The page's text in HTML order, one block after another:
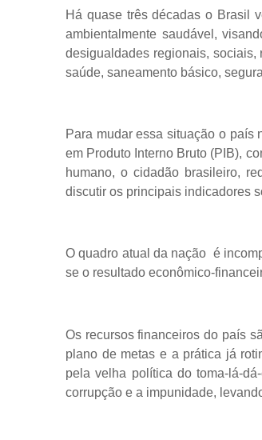
Há quase três décadas o Brasil
ambientalmente saudável,
desigualdades regionais,
saúde, saneamento básico,
Para mudar essa situação o país
em Produto Interno Bruto (PIB),
humano, o cidadão brasileiro,
discutir os principais indicadores
O quadro atual da nação é
se o resultado econômico-
Os recursos financeiros do país
plano de metas e a prática já
pela velha política do toma-lá-
corrupção e a impunidade,